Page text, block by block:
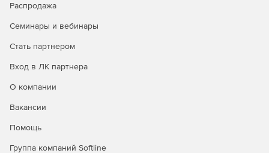
Распродажа
Семинары и вебинары
Стать партнером
Вход в ЛК партнера
О компании
Вакансии
Помощь
Группа компаний Softline